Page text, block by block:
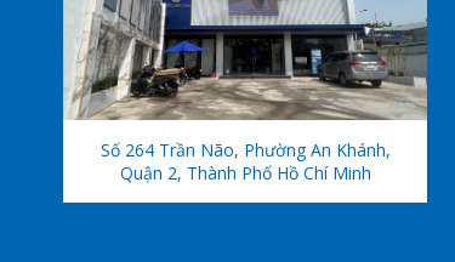
Số 264 Trần Não, Phường An Khánh,
Quận 2, Thành Phố Hồ Chí Minh